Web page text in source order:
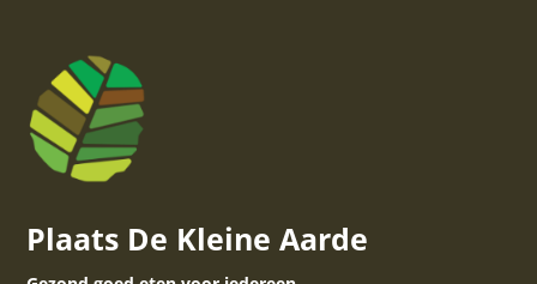
Plaats De Kleine Aarde